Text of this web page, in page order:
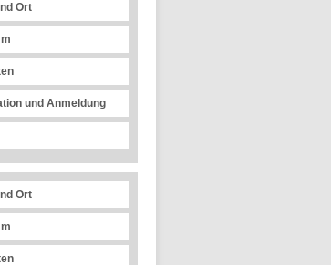
Ort
und Anmeldung
Ort